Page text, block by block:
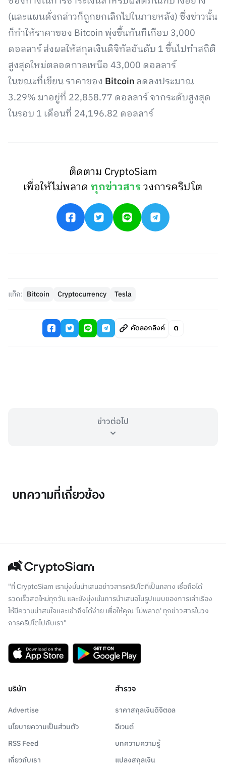
(และแผนดั่งกล่าวก็ถูกยกเลิกไปในภายหลัง) ซึ่งข่าวนั้น
ก็ทำให้ราคาของ Bitcoin พุ่งขึ้นทันทีเกือบ 3,000
ดอลลาร์ ส่งผลให้สกุลเงินดิจิทัลอันดับ 1 ขึ้นไปทำสถิติ
สูงสุดใหม่ตลอดกาลเหนือ 43,000 ดอลลาร์
ในขณะที่เขียน ราคาของ Bitcoinลดลงประมาณ
3.29% มาอยู่ที่ 22,858.77 ดอลลาร์ จากระดับสูงสุด
ในรอบ 1 เดือนที่ 24,196.82 ดอลลาร์
ติดตาม CryptoSiam
เพื่อให้ไม่พลาดทุกข่าวสารวงการคริปโต
แท็ก: Bitcoin Cryptocurrency Tesla
คัดลอกลิงค์
ข่าวต่อไป
บทความที่เกี่ยวข้อง
"ที่ CryptoSiam เรามุ่งมั่นนำเสนอข่าวสารคริปโตที่เป็นกลาง เชื่อถือได้
รวดเร็วสดใหม่ทุกวัน และยังมุ่งเน้นการนำเสนอในรูปแบบของการเล่าเรื่อง
ให้มีความน่าสนใจและเข้าถึงได้ง่าย เพื่อให้คุณ 'ไม่พลาด' ทุกข่าวสารในวง
การคริปโตไปกับเรา"
บริษัท
Advertise
นโยบายความเป็นส่วนตัว
RSS Feed
เกี่ยวกับเรา
สำรวจ
ราคาสกุลเงินดิจิตอล
อีเวนต์
บทความความรู้
แปลงสกุลเงิน